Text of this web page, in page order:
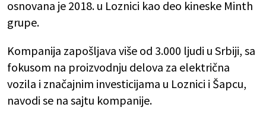
osnovana je 2018. u Loznici kao deo kineske Minth
grupe.
Kompanija zapošljava više od 3.000 ljudi u Srbiji, sa
fokusom na proizvodnju delova za električna
vozila i značajnim investicijama u Loznici i Šapcu,
navodi se na sajtu kompanije.